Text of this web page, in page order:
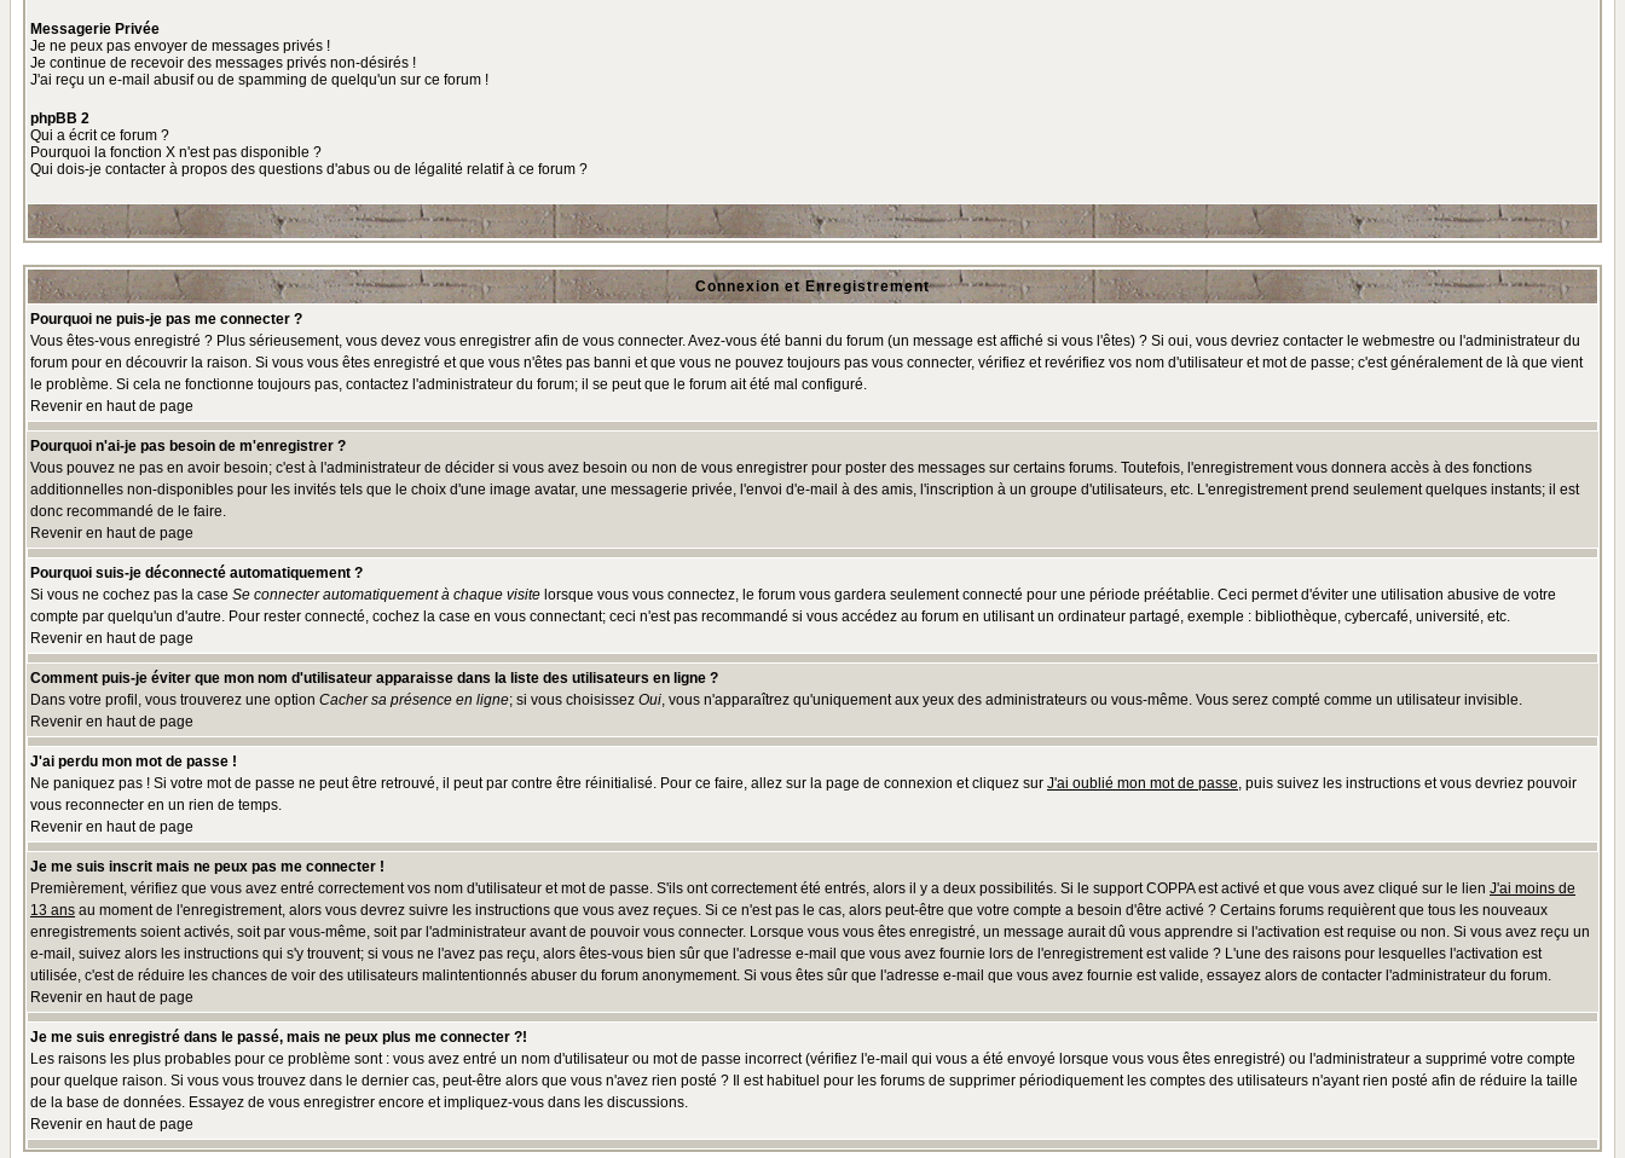
Messagerie Privée
Je ne peux pas envoyer de messages privés !
Je continue de recevoir des messages privés non-désirés !
J'ai reçu un e-mail abusif ou de spamming de quelqu'un sur ce forum !
phpBB 2
Qui a écrit ce forum ?
Pourquoi la fonction X n'est pas disponible ?
Qui dois-je contacter à propos des questions d'abus ou de légalité relatif à ce forum ?
Connexion et Enregistrement
Pourquoi ne puis-je pas me connecter ?
Vous êtes-vous enregistré ? Plus sérieusement, vous devez vous enregistrer afin de vous connecter. Avez-vous été banni du forum (un message est affiché si vous l'êtes) ? Si oui, vous devriez contacter le webmestre ou l'administrateur du
forum pour en découvrir la raison. Si vous vous êtes enregistré et que vous n'êtes pas banni et que vous ne pouvez toujours pas vous connecter, vérifiez et revérifiez vos nom d'utilisateur et mot de passe; c'est généralement de là que vient
le problème. Si cela ne fonctionne toujours pas, contactez l'administrateur du forum; il se peut que le forum ait été mal configuré.
Revenir en haut de page
Pourquoi n'ai-je pas besoin de m'enregistrer ?
Vous pouvez ne pas en avoir besoin; c'est à l'administrateur de décider si vous avez besoin ou non de vous enregistrer pour poster des messages sur certains forums. Toutefois, l'enregistrement vous donnera accès à des fonctions
additionnelles non-disponibles pour les invités tels que le choix d'une image avatar, une messagerie privée, l'envoi d'e-mail à des amis, l'inscription à un groupe d'utilisateurs, etc. L'enregistrement prend seulement quelques instants; il est
donc recommandé de le faire.
Revenir en haut de page
Pourquoi suis-je déconnecté automatiquement ?
Si vous ne cochez pas la case Se connecter automatiquement à chaque visite lorsque vous vous connectez, le forum vous gardera seulement connecté pour une période préétablie. Ceci permet d'éviter une utilisation abusive de votre
compte par quelqu'un d'autre. Pour rester connecté, cochez la case en vous connectant; ceci n'est pas recommandé si vous accédez au forum en utilisant un ordinateur partagé, exemple : bibliothèque, cybercafé, université, etc.
Revenir en haut de page
Comment puis-je éviter que mon nom d'utilisateur apparaisse dans la liste des utilisateurs en ligne ?
Dans votre profil, vous trouverez une option Cacher sa présence en ligne; si vous choisissez Oui, vous n'apparaîtrez qu'uniquement aux yeux des administrateurs ou vous-même. Vous serez compté comme un utilisateur invisible.
Revenir en haut de page
J'ai perdu mon mot de passe !
Ne paniquez pas ! Si votre mot de passe ne peut être retrouvé, il peut par contre être réinitialisé. Pour ce faire, allez sur la page de connexion et cliquez sur J'ai oublié mon mot de passe, puis suivez les instructions et vous devriez pouvoir
vous reconnecter en un rien de temps.
Revenir en haut de page
Je me suis inscrit mais ne peux pas me connecter !
Premièrement, vérifiez que vous avez entré correctement vos nom d'utilisateur et mot de passe. S'ils ont correctement été entrés, alors il y a deux possibilités. Si le support COPPA est activé et que vous avez cliqué sur le lien J'ai moins de
13 ans au moment de l'enregistrement, alors vous devrez suivre les instructions que vous avez reçues. Si ce n'est pas le cas, alors peut-être que votre compte a besoin d'être activé ? Certains forums requièrent que tous les nouveaux
enregistrements soient activés, soit par vous-même, soit par l'administrateur avant de pouvoir vous connecter. Lorsque vous vous êtes enregistré, un message aurait dû vous apprendre si l'activation est requise ou non. Si vous avez reçu un
e-mail, suivez alors les instructions qui s'y trouvent; si vous ne l'avez pas reçu, alors êtes-vous bien sûr que l'adresse e-mail que vous avez fournie lors de l'enregistrement est valide ? L'une des raisons pour lesquelles l'activation est
utilisée, c'est de réduire les chances de voir des utilisateurs malintentionnés abuser du forum anonymement. Si vous êtes sûr que l'adresse e-mail que vous avez fournie est valide, essayez alors de contacter l'administrateur du forum.
Revenir en haut de page
Je me suis enregistré dans le passé, mais ne peux plus me connecter ?!
Les raisons les plus probables pour ce problème sont : vous avez entré un nom d'utilisateur ou mot de passe incorrect (vérifiez l'e-mail qui vous a été envoyé lorsque vous vous êtes enregistré) ou l'administrateur a supprimé votre compte
pour quelque raison. Si vous vous trouvez dans le dernier cas, peut-être alors que vous n'avez rien posté ? Il est habituel pour les forums de supprimer périodiquement les comptes des utilisateurs n'ayant rien posté afin de réduire la taille
de la base de données. Essayez de vous enregistrer encore et impliquez-vous dans les discussions.
Revenir en haut de page